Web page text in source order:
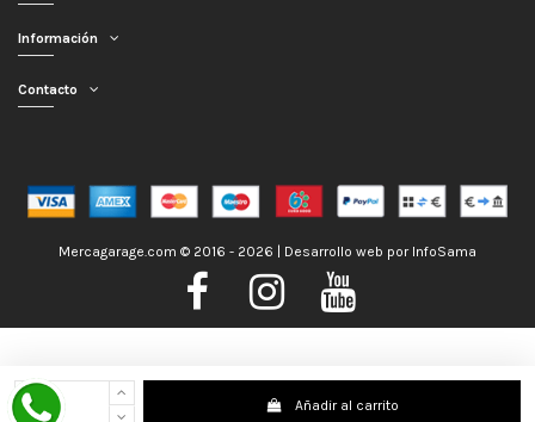
Nos encontramos de Vacaciones, no obstante los pedidos hechos se
despacharán con normalidad; usted puede hacer su pedido y le será enviado en
Añadir al carrito
Información
Contacto
Mercagarage.com © 2016 - 2026 | Desarrollo web por InfoSama